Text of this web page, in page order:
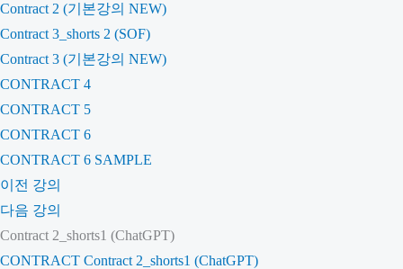
Contract 2 (기본강의 NEW)
Contract 3_shorts 2 (SOF)
Contract 3 (기본강의 NEW)
CONTRACT 4
CONTRACT 5
CONTRACT 6
CONTRACT 6 SAMPLE
이전 강의
다음 강의
Contract 2_shorts1 (ChatGPT)
CONTRACT Contract 2_shorts1 (ChatGPT)